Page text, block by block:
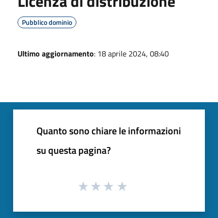
Pubblico dominio
Ultimo aggiornamento: 18 aprile 2024, 08:40
Quanto sono chiare le informazioni
su questa pagina?